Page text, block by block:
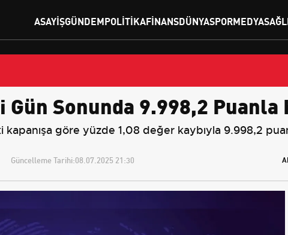
ASAYIŞGÜNDEMPOLITIKAFINANSDÜNYASPORMEDYA
Sonunda 9.998,2 Puanla
göre yüzde 1,08 değer kaybıyla 9.998,2
Güncelleme Tarihi:08.07.2025 21:30